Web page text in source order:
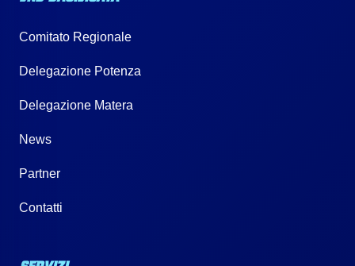
Comitato Regionale
Delegazione Potenza
Delegazione Matera
News
Partner
Contatti